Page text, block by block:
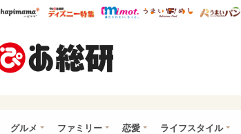
ウレぴあ総研ハピママ* ウレぴあ総研 ディズニー特集
mimot. うまいめし
グルメ ファミリー 恋愛 ライフスタイル